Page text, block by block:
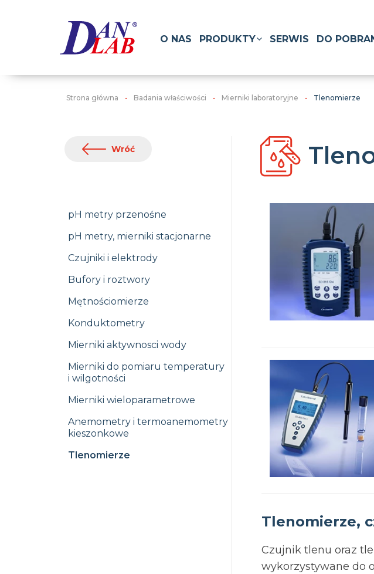
O NAS PRODUKTY SERWIS DO
Strona główna Badania właściwości Mierniki laboratoryjne Tlenomierze
Wróć
pH metry przenośne
pH metry, mierniki stacjonarne
Czujniki i elektrody
Bufory i roztwory
Mętnościomierze
Konduktometry
Mierniki aktywnosci wody
Mierniki do pomiaru temperatury
i wilgotności
Mierniki wieloparametrowe
Anemometry i termoanemometry
kieszonkowe
Tlenomierze
Tlenomierze,
Czujnik tlenu oraz
wykorzystywane do